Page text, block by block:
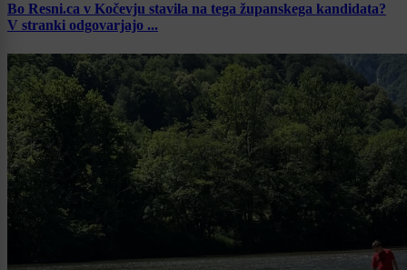
Bo Resni.ca v Kočevju stavila na tega županskega kandidata?
V stranki odgovarjajo ...